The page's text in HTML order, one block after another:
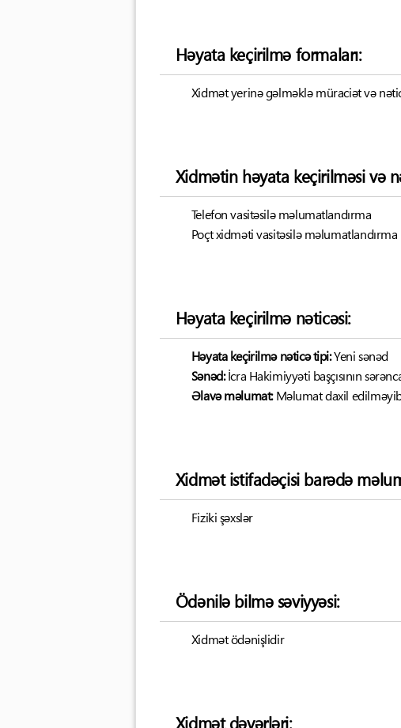
Həyata keçirilmə formaları:
Xidmət yerinə gəlməklə müraciət və
Xidmətin həyata keçirilməsi və
Telefon vasitəsilə məlumatlandırma
Poçt xidməti vasitəsilə məlumatlandırma
Həyata keçirilmə nəticəsi:
Həyata keçirilmə nəticə tipi:Yeni sənəd
Sənəd:İcra Hakimiyyəti başçısının
Əlavə məlumat:Məlumat daxil
Xidmət istifadəçisi barədə
Fiziki şəxslər
Ödənilə bilmə səviyyəsi:
Xidmət ödənişlidir
Xidmət dəyərləri: